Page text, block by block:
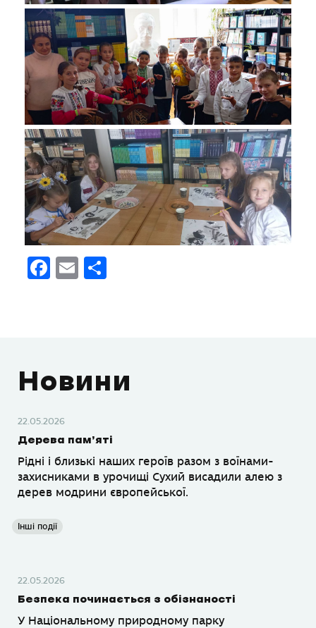
Facebook
Email
Новини
22.05.2026
Дерева пам’яті
Рідні і близькі наших героїв разом з воїнами-
захисниками в урочищі Сухий висадили алею з
дерев модрини європейської.
Інші події
22.05.2026
Безпека починається з обізнаності
У Національному природному парку